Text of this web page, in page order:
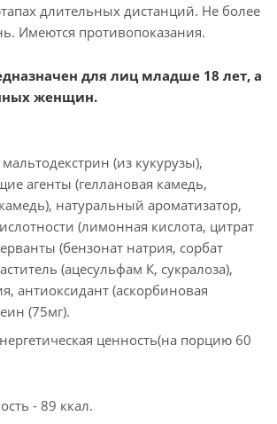
длительных дистанций. Не более
Имеются противопоказания.
для лиц младше 18 лет, а
женщин.
(из кукурузы),
агенты (геллановая камедь,
натуральный ароматизатор,
(лимонная кислота, цитрат
(бензонат натрия, сорбат
(ацесульфам К, сукралоза),
антиоксидант (аскорбиновая
(75мг).
ценность(на порцию 60
- 89 ккал.